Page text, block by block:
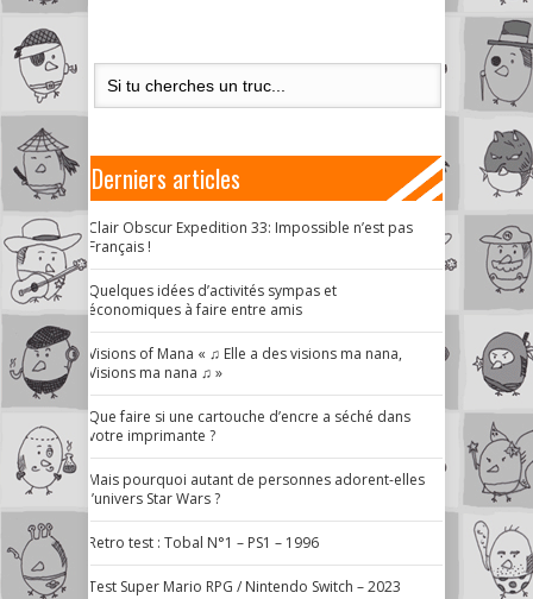
Derniers articles
Clair Obscur Expedition 33: Impossible n’est pas
Français !
Quelques idées d’activités sympas et
économiques à faire entre amis
Visions of Mana « ♫ Elle a des visions ma nana,
Visions ma nana ♫ »
Que faire si une cartouche d’encre a séché dans
votre imprimante ?
Mais pourquoi autant de personnes adorent-elles
l’univers Star Wars ?
Retro test : Tobal N°1 – PS1 – 1996
Test Super Mario RPG / Nintendo Switch – 2023